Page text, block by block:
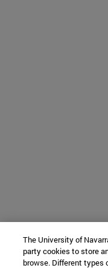
The University of
party cookies to store
browse. Different types